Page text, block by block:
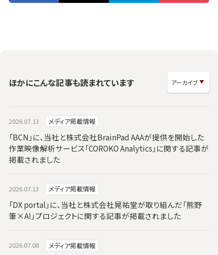
ほかにこんな記事も読まれています
2026.07.13 メディア掲載情報
「BCN」に、当社と株式会社BrainPad AAAが提供を開始した
作業映像解析サービス「COROKO Analytics」に関する記事が
掲載されました
2026.07.13 メディア掲載情報
「DX portal」に、当社と株式会社晃祐堂が取り組んだ「熊野
筆×AI」プロジェクトに関する記事が掲載されました
2026.07.08 メディア掲載情報